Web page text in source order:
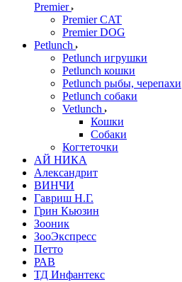
Premier
Premier CAT
Premier DOG
Petlunch
Petlunch игрушки
Petlunch кошки
Petlunch рыбы, черепахи
Petlunch собаки
Vetlunch
Кошки
Собаки
Когтеточки
АЙ НИКА
Александрит
ВИНЧИ
Гавриш Н.Г.
Грин Кьюзин
Зооник
ЗооЭкспресс
Петто
РАВ
ТД Инфантекс